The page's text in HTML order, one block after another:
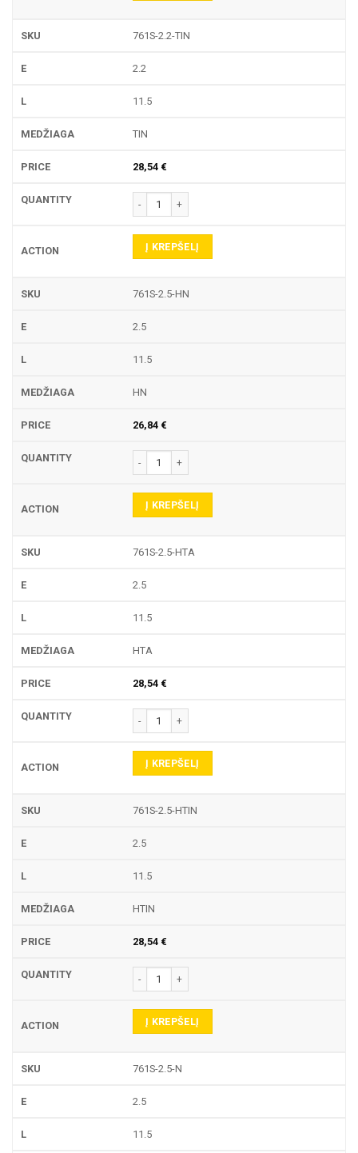
761S-2.2-TIN
2.2
11.5
TIN
28,54 €
produkto kiekis: 761S TEKINIMO PLOKŠTELĖ
Į KREPŠELĮ
761S-2.5-HN
2.5
11.5
HN
26,84 €
produkto kiekis: 761S TEKINIMO PLOKŠTELĖ
Į KREPŠELĮ
761S-2.5-HTA
2.5
11.5
HTA
28,54 €
produkto kiekis: 761S TEKINIMO PLOKŠTELĖ
Į KREPŠELĮ
761S-2.5-HTIN
2.5
11.5
HTIN
28,54 €
produkto kiekis: 761S TEKINIMO PLOKŠTELĖ
Į KREPŠELĮ
761S-2.5-N
2.5
11.5